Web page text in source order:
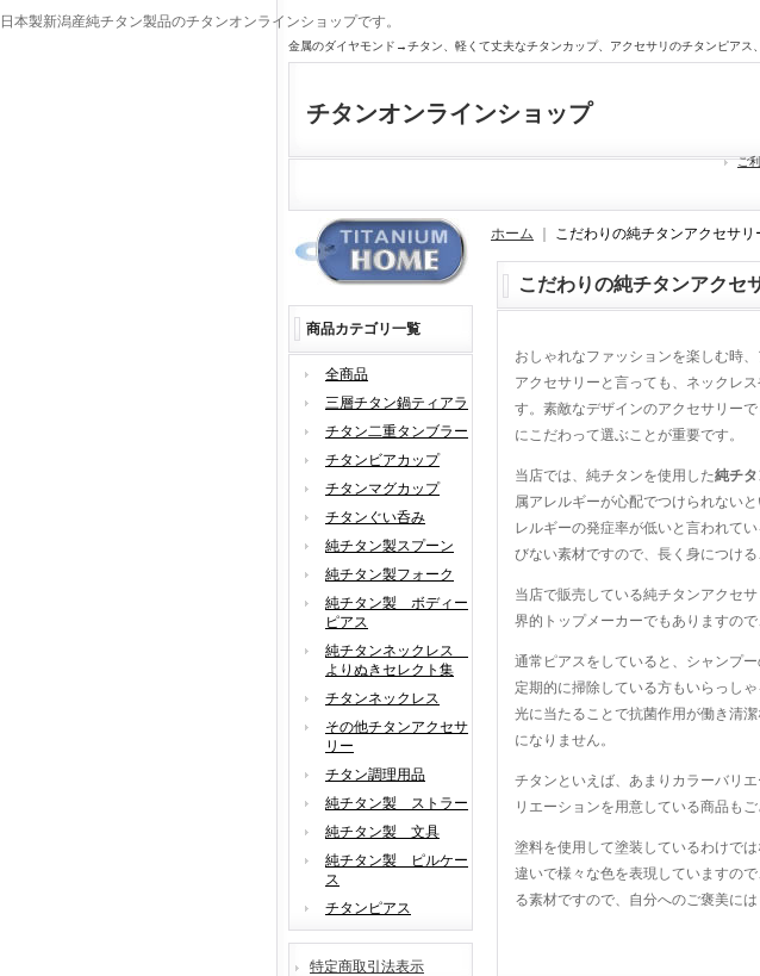
日本製新潟産純チタン製品のチタンオンラインショップです。
金属のダイヤモンド→チタン、軽くて丈夫なチタンカップ、アクセサリのチタンピアス
チタンオンラインショップ
ご
商品カテゴリ一覧
全商品
三層チタン鍋ティアラ
チタン二重タンブラー
チタンビアカップ
チタンマグカップ
チタンぐい呑み
純チタン製スプーン
純チタン製フォーク
純チタン製 ボディー
ピアス
純チタンネックレス
よりぬきセレクト集
チタンネックレス
その他チタンアクセサ
リー
チタン調理用品
純チタン製 ストラー
純チタン製 文具
純チタン製 ピルケー
ス
チタンピアス
特定商取引法表示
ホーム こだわりの純チタンアクセサリ
こだわりの純チタンアクセ
おしゃれなファッションを楽しむ時
アクセサリーと言っても、ネックレ
す。素敵なデザインのアクセサリー
にこだわって選ぶことが重要です。
当店では、純チタンを使用した純チ
属アレルギーが心配でつけられない
レルギーの発症率が低いと言われて
びない素材ですので、長く身につける
当店で販売している純チタンアクセ
界的トップメーカーでもありますので
通常ピアスをしていると、シャンプ
定期的に掃除している方もいらっし
光に当たることで抗菌作用が働き清
になりません。
チタンといえば、あまりカラーバリ
リエーションを用意している商品もご
塗料を使用して塗装しているわけで
違いで様々な色を表現していますの
る素材ですので、自分へのご褒美に